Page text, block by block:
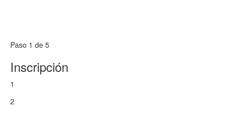
Paso 1 de 5
Inscripción
1
2